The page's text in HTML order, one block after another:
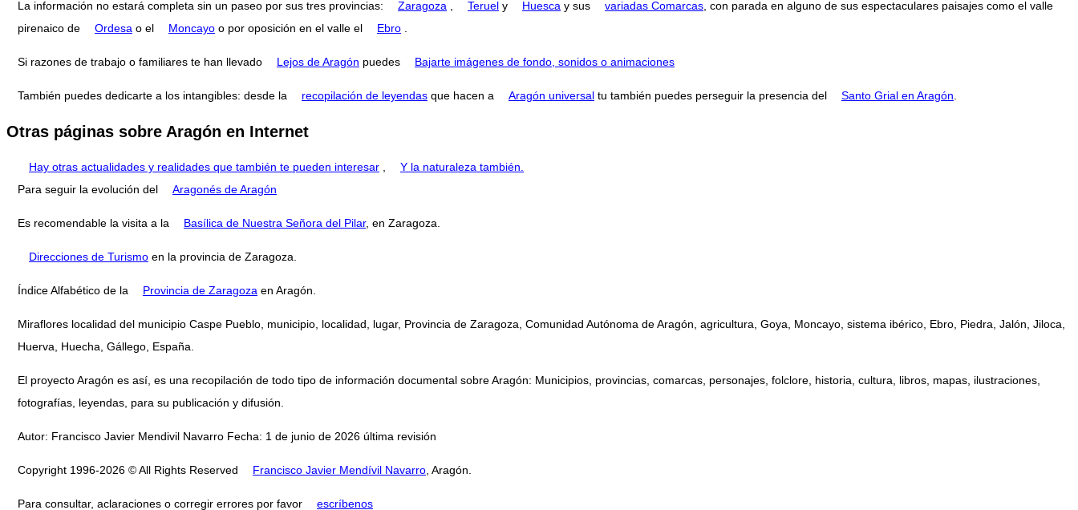
La información no estará completa sin un paseo por sus tres provincias: Zaragoza Teruel y Huesca y sus variadas Comarcas , con parada en alguno de sus espectaculares paisajes como el valle
pirenaico de
Ordesa o el Moncayo o por oposición en el valle el Ebro
Si razones de trabajo o familiares te han llevado Lejos de Aragón puedes Bajarte imágenes de fondo, sonidos o animaciones
También puedes dedicarte a los intangibles: desde la recopilación de leyendas que hacen a Aragón universal tu también puedes perseguir la presencia del Santo Grial en Aragón
Otras páginas sobre Aragón en Internet
Hay otras actualidades y realidades que también te pueden interesar ,
Y la naturaleza también.
Para seguir la evolución del
Aragonés de Aragón
Es recomendable la visita a la Basílica de Nuestra Señora del Pilar, en Zaragoza.
Direcciones de Turismo en la provincia de Zaragoza.
Índice Alfabético de la Provincia de Zaragoza en Aragón.
Miraflores localidad del municipio Caspe Pueblo, municipio, localidad, lugar, Provincia de Zaragoza, Comunidad Autónoma de Aragón, agricultura, Goya, Moncayo, sistema ibérico, Ebro, Piedra, Jalón, Jiloca,
Huerva, Huecha, Gállego, España.
El proyecto Aragón es así, es una recopilación de todo tipo de información documental sobre Aragón: Municipios, provincias, comarcas, personajes, folclore, historia, cultura, libros, mapas, ilustraciones,
fotografías, leyendas, para su publicación y difusión.
Autor: Francisco Javier Mendivil Navarro Fecha: 1 de junio de 2026 última revisión
Copyright 1996-2026 © All Rights Reserved Francisco Javier Mendívil Navarro, Aragón.
Para consultar, aclaraciones o corregir errores por favor escríbenos